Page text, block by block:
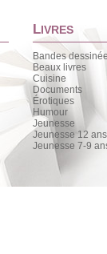
LIVRES
Bandes
Beaux livres
Cuisine
Documents
Érotiques
Humour
Jeunesse
Jeunesse 12
Jeunesse 7-9